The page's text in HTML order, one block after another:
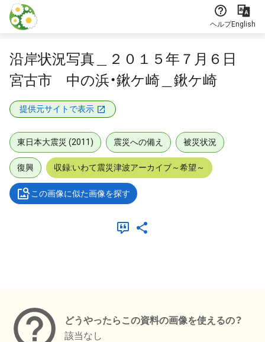
本文に飛ぶ
ヘルプEnglish
沿岸状況写真＿２０１５年７月６日
宮古市 中の浜・鍬ケ崎＿鍬ケ崎
提供元サイトで表示
東日本大震災 (2011) 震災への備え 被災状況
復興 収録:いわて震災津波アーカイブ～希望～
この画像に似た画像を探す
どうやったらこの資料の画像を使えるの？
該当なし